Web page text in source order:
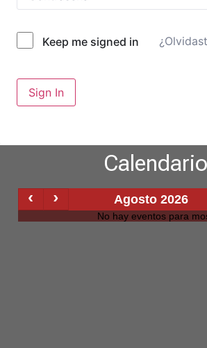
Keep me signed in
Sign In
Calendario